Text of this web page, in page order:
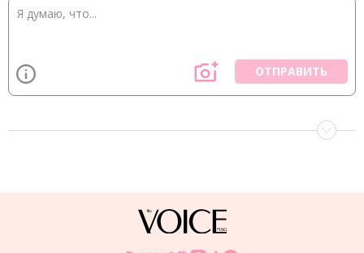
ОТПРАВИТЬ